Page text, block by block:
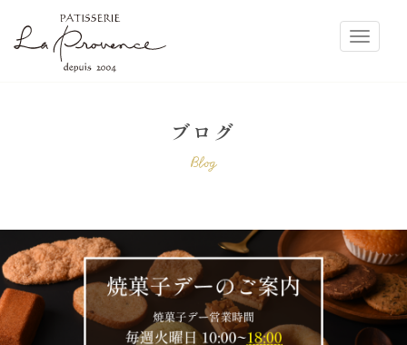
ブログ
Blog